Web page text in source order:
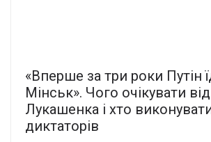
«Вперше за три роки Путін
Мінськ». Чого очікувати від
Лукашенка і хто
диктаторів